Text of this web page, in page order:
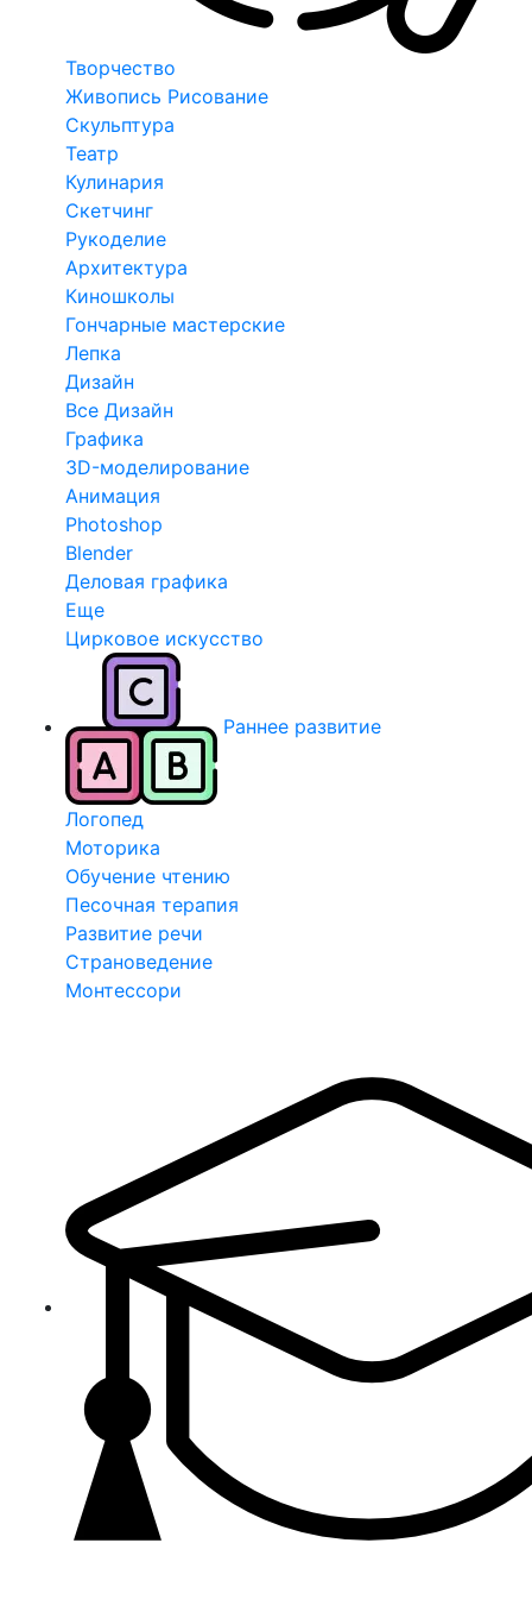
Творчество
Живопись Рисование
Скульптура
Театр
Кулинария
Скетчинг
Рукоделие
Архитектура
Киношколы
Гончарные мастерские
Лепка
Дизайн
Все Дизайн
Графика
3D-моделирование
Анимация
Photoshop
Blender
Деловая графика
Еще
Цирковое искусство
Раннее развитие
Логопед
Моторика
Обучение чтению
Песочная терапия
Развитие речи
Страноведение
Монтессори